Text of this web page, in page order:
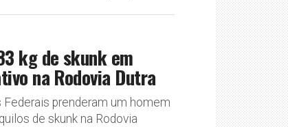
kg de skunk em
na Rodovia Dutra
prenderam um homem
de skunk na Rodovia